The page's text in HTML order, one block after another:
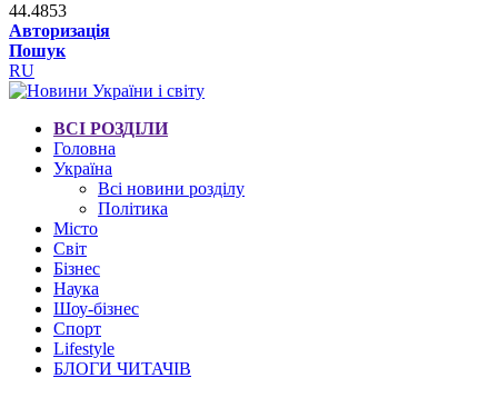
44.4853
Авторизація
Пошук
RU
ВСІ РОЗДІЛИ
Головна
Україна
Всі новини розділу
Політика
Місто
Світ
Бізнес
Наука
Шоу-бізнес
Спорт
Lifestyle
БЛОГИ ЧИТАЧІВ